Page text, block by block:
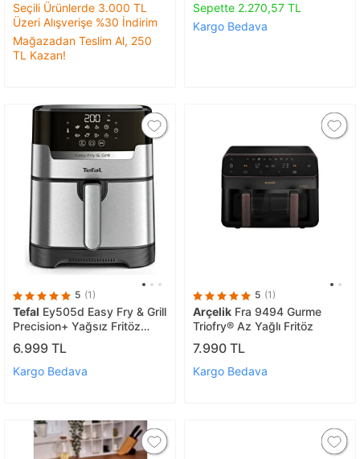
Seçili Ürünlerde 3.000 TL
Üzeri Alışverişe %30 İndirim
Mağazadan Teslim Al, 250
TL Kazan!
Sepette 2.270,57 TL
Kargo Bedava
5 (1)
Tefal Ey505d Easy Fry & Grill
Precision+ Yağsız Fritöz
Airfryer
6.999 TL
Kargo Bedava
5 (1)
Arçelik Fra 9494 Gurme
Triofry® Az Yağlı Fritöz
7.990 TL
Kargo Bedava